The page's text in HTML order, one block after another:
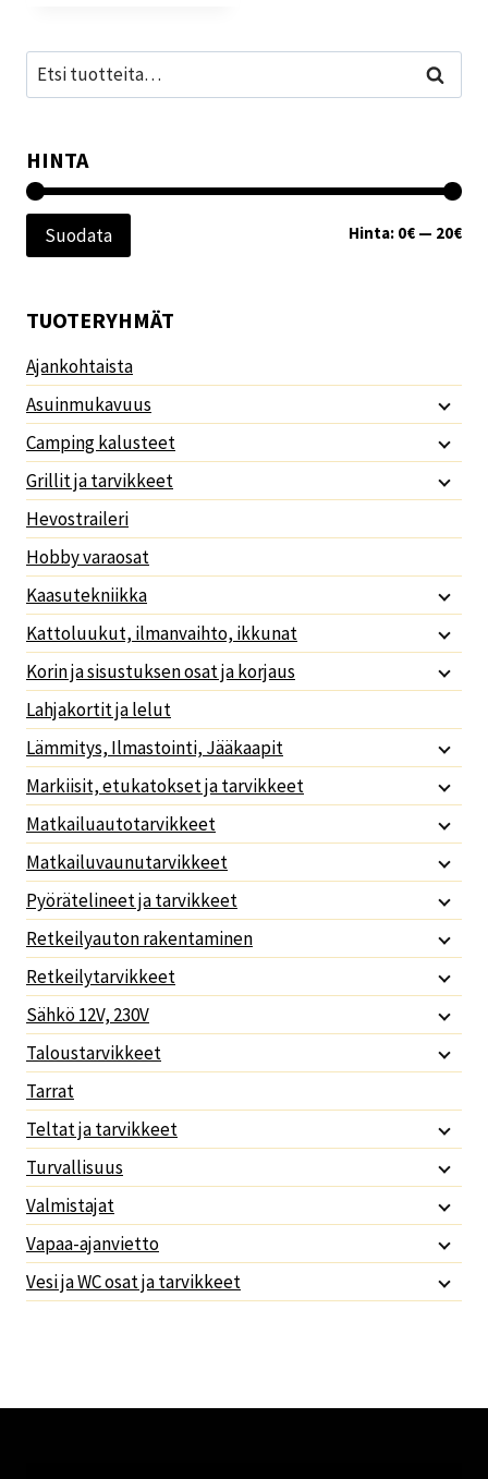
Etsi: Haku
HINTA
Suodata Hinta: 0€ — 20€
TUOTERYHMÄT
Ajankohtaista
Asuinmukavuus
Camping kalusteet
Grillit ja tarvikkeet
Hevostraileri
Hobby varaosat
Kaasutekniikka
Kattoluukut, ilmanvaihto, ikkunat
Korin ja sisustuksen osat ja korjaus
Lahjakortit ja lelut
Lämmitys, Ilmastointi, Jääkaapit
Markiisit, etukatokset ja tarvikkeet
Matkailuautotarvikkeet
Matkailuvaunutarvikkeet
Pyörätelineet ja tarvikkeet
Retkeilyauton rakentaminen
Retkeilytarvikkeet
Sähkö 12V, 230V
Taloustarvikkeet
Tarrat
Teltat ja tarvikkeet
Turvallisuus
Valmistajat
Vapaa-ajanvietto
Vesi ja WC osat ja tarvikkeet